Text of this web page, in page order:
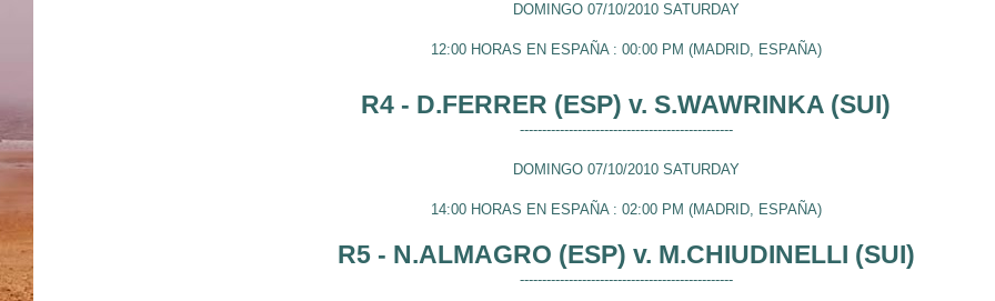
DOMINGO 07/10/2010 SATURDAY
12:00 HORAS EN ESPAÑA : 00:00 PM (MADRID, ESPAÑA)
R4 - D.FERRER (ESP) v. S.WAWRINKA (SUI)
------------------------------------------------
DOMINGO 07/10/2010 SATURDAY
14:00 HORAS EN ESPAÑA : 02:00 PM (MADRID, ESPAÑA)
R5 - N.ALMAGRO (ESP) v. M.CHIUDINELLI (SUI)
------------------------------------------------